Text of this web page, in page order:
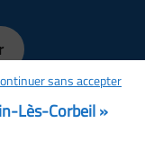
à 12:15, 13:30 à
sans accepter
Lès-Corbeil »